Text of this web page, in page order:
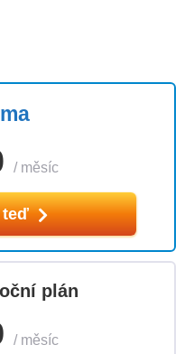
/ měsíc
teď
plán
/ měsíc